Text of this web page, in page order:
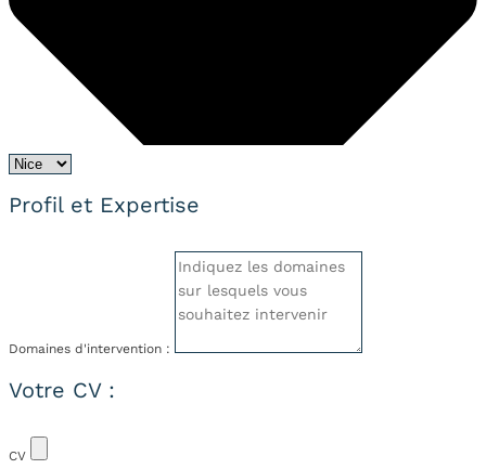
Profil et Expertise
Domaines d'intervention :
Votre CV :
CV